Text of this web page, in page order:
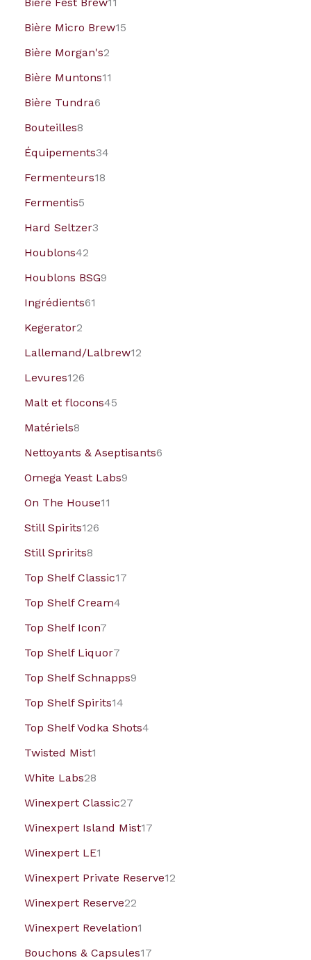
Bière Micro Brew15
Bière Morgan's2
Bière Muntons11
Bière Tundra6
Bouteilles8
Équipements34
Fermenteurs18
Fermentis5
Hard Seltzer3
Houblons42
Houblons BSG9
Ingrédients61
Kegerator2
Lallemand/Lalbrew12
Levures126
Malt et flocons45
Matériels8
Nettoyants & Aseptisants6
Omega Yeast Labs9
On The House11
Still Spirits126
Still Spririts8
Top Shelf Classic17
Top Shelf Cream4
Top Shelf Icon7
Top Shelf Liquor7
Top Shelf Schnapps9
Top Shelf Spirits14
Top Shelf Vodka Shots4
Twisted Mist1
White Labs28
Winexpert Classic27
Winexpert Island Mist17
Winexpert LE1
Winexpert Private Reserve12
Winexpert Reserve22
Winexpert Revelation1
Bouchons & Capsules17